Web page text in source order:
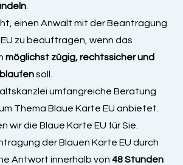
einen Anwalt mit der Beantragung
zu beauftragen, wenn das
möglichst zügig, rechtssicher und
soll.
umfangreiche Beratung
Thema Blaue Karte EU anbietet.
wir die Blaue Karte EU für Sie.
der Blauen Karte EU durch
Antwort innerhalb von48 Stunden